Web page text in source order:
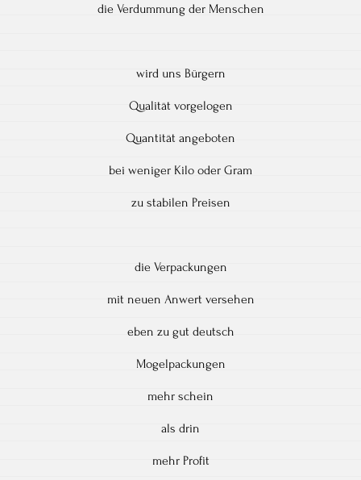
die Verdummung der Menschen
wird uns Bürgern
Qualität vorgelogen
Quantität angeboten
bei weniger Kilo oder Gram
zu stabilen Preisen
die Verpackungen
mit neuen Anwert versehen
eben zu gut deutsch
Mogelpackungen
mehr schein
als drin
mehr Profit